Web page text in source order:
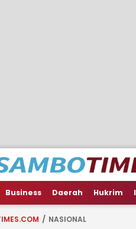
Business Daerah Hukrim
NASIONAL